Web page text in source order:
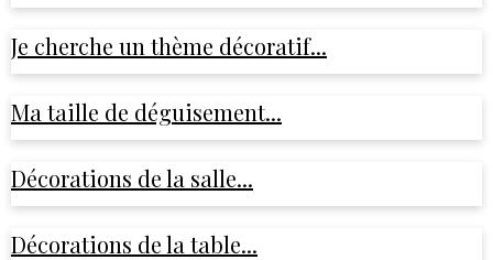
Je cherche un thème décoratif...
Ma taille de déguisement...
Décorations de la salle...
Décorations de la table...